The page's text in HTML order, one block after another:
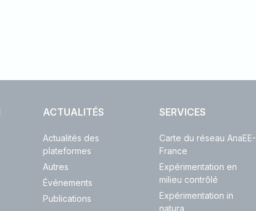
ACTUALITÉS
Actualités des
plateformes
Autres
Événements
Publications
SERVICES
Carte du réseau AnaEE-
France
Expérimentation en
milieu contrôlé
Expérimentation in
natura